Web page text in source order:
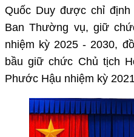
Quốc Duy được chỉ
Ban Thường vụ, giữ
nhiệm kỳ 2025 - 2030,
bầu giữ chức Chủ tịch
Phước Hậu nhiệm kỳ